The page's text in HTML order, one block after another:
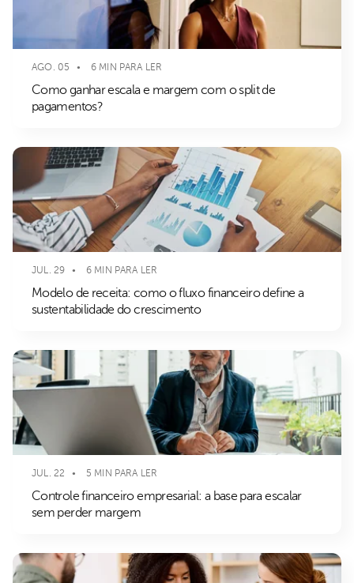
AGO. 05 6 MIN PARA LER
Como ganhar escala e margem com o split de
pagamentos?
JUL. 29 6 MIN PARA LER
Modelo de receita: como o fluxo financeiro define a
sustentabilidade do crescimento
JUL. 22 5 MIN PARA LER
Controle financeiro empresarial: a base para escalar
sem perder margem